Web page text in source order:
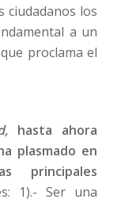
ciudadanos los
a un
proclama el
hasta ahora
plasmado en
principales
1).- Ser una